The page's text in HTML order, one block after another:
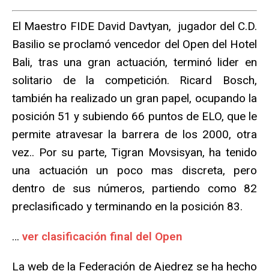
El Maestro FIDE David Davtyan, jugador del C.D.
Basilio se proclamó vencedor del Open del Hotel
Bali, tras una gran actuación, terminó lider en
solitario de la competición. Ricard Bosch,
también ha realizado un gran papel, ocupando la
posición 51 y subiendo 66 puntos de ELO, que le
permite atravesar la barrera de los 2000, otra
vez.. Por su parte, Tigran Movsisyan, ha tenido
una actuación un poco mas discreta, pero
dentro de sus números, partiendo como 82
preclasificado y terminando en la posición 83.
… ver clasificación final del Open
La web de la Federación de Ajedrez se ha hecho